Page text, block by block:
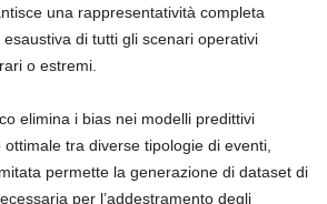
una rappresentatività completa
di tutti gli scenari operativi
o estremi.
elimina i bias nei modelli predittivi
tra diverse tipologie di eventi,
permette la generazione di dataset di
per l’addestramento degli